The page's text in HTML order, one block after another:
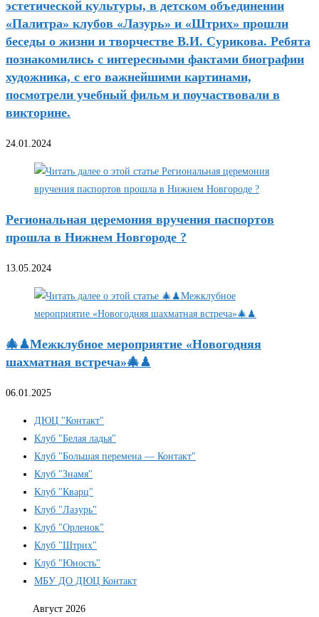
эстетической культуры, в детском объединении
«Палитра» клубов «Лазурь» и «Штрих» прошли
беседы о жизни и творчестве В.И. Сурикова. Ребята
познакомились с интересными фактами биографии
художника, с его важнейшими картинами,
посмотрели учебный фильм и поучаствовали в
викторине.
24.01.2024
Региональная церемония вручения паспортов
прошла в Нижнем Новгороде ?
13.05.2024
🎄♟Межклубное мероприятие «Новогодняя
шахматная встреча»🎄♟
06.01.2025
ДЮЦ "Контакт"
Клуб "Белая ладья"
Клуб "Большая перемена — Контакт"
Клуб "Знамя"
Клуб "Кварц"
Клуб "Лазурь"
Клуб "Орленок"
Клуб "Штрих"
Клуб "Юность"
МБУ ДО ДЮЦ Контакт
Август 2026